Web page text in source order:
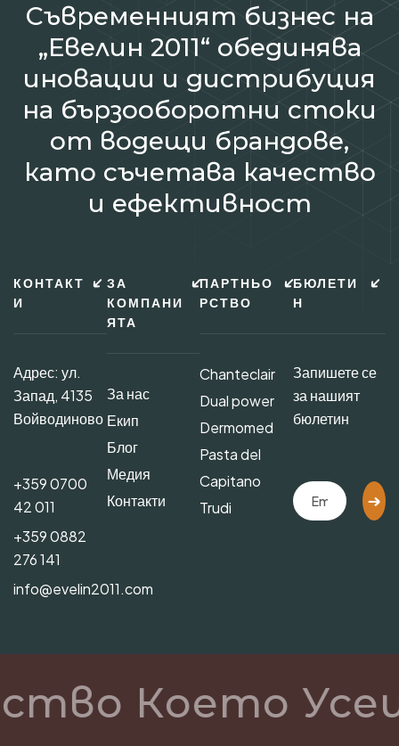
Съвременният бизнес на
„Евелин 2011“ обединява
иновации и дистрибуция
на бързооборотни стоки
от водещи брандове,
като съчетава качество
и ефективност
КОНТАКТ
И
Адрес: ул.
Запад, 4135
Войводиново
+359 0700
42 011
+359 0882
276 141
info@evelin2011.com
ЗА
КОМПАНИ
ЯТА
За нас
Екип
Блог
Медия
Контакти
ПАРТНЬО
РСТВО
Chanteclair
Dual power
Dermomed
Pasta del
Capitano
Trudi
БЮЛЕТИ
Н
Запишете се
за нашият
бюлетин
Което